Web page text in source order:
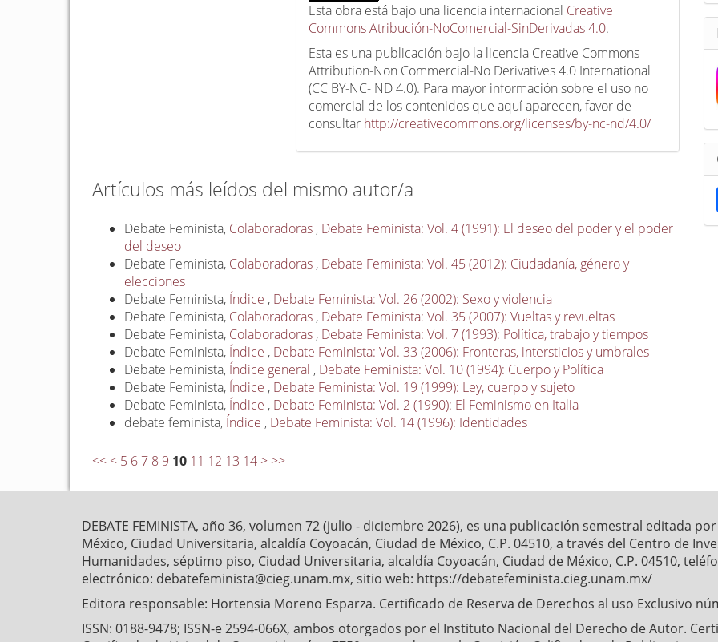
Esta obra está bajo una licencia internacional Creative
Commons Atribución-NoComercial-SinDerivadas 4.0.
Esta es una publicación bajo la licencia Creative Commons
Attribution-Non Commercial-No Derivatives 4.0 International
(CC BY-NC- ND 4.0). Para mayor información sobre el uso no
comercial de los contenidos que aquí aparecen, favor de
consultar http://creativecommons.org/licenses/by-nc-nd/4.0/
Artículos más leídos del mismo autor/a
Debate Feminista, Colaboradoras , Debate Feminista: Vol. 4 (1991): El deseo del poder y el poder
del deseo
Debate Feminista, Colaboradoras , Debate Feminista: Vol. 45 (2012): Ciudadanía, género y
elecciones
Debate Feminista, Índice , Debate Feminista: Vol. 26 (2002): Sexo y violencia
Debate Feminista, Colaboradoras , Debate Feminista: Vol. 35 (2007): Vueltas y revueltas
Debate Feminista, Colaboradoras , Debate Feminista: Vol. 7 (1993): Política, trabajo y tiempos
Debate Feminista, Índice , Debate Feminista: Vol. 33 (2006): Fronteras, intersticios y umbrales
Debate Feminista, Índice general , Debate Feminista: Vol. 10 (1994): Cuerpo y Política
Debate Feminista, Índice , Debate Feminista: Vol. 19 (1999): Ley, cuerpo y sujeto
Debate Feminista, Índice , Debate Feminista: Vol. 2 (1990): El Feminismo en Italia
debate feminista, Índice , Debate Feminista: Vol. 14 (1996): Identidades
<< < 5 6 7 8 9 10 11 12 13 14 > >>
DEBATE FEMINISTA, año 36, volumen 72 (julio - diciembre 2026), es una publicación semestral editada
México, Ciudad Universitaria, alcaldía Coyoacán, Ciudad de México, C.P. 04510, a través del Centro de
Humanidades, séptimo piso, Ciudad Universitaria, alcaldía Coyoacán, Ciudad de México, C.P. 04510,
electrónico: debatefeminista@cieg.unam.mx, sitio web: https://debatefeminista.cieg.unam.mx/
Editora responsable: Hortensia Moreno Esparza. Certificado de Reserva de Derechos al uso Exclusivo
ISSN: 0188-9478; ISSN-e 2594-066X, ambos otorgados por el Instituto Nacional del Derecho de Autor.